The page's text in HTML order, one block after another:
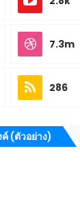
7.3m
286
(ตัวอย่าง)